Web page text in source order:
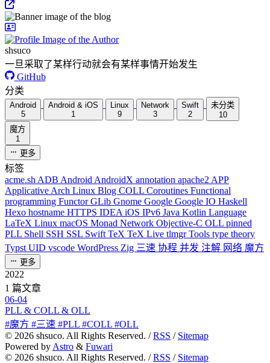
shsuco
一旦采取了某样行动就会有某样事情开始发生
GitHub
分类
Android
5
Android & iOS
1
Linux
9
Network
3
Swift
2
未分类
10
魔方
1
更多
标签
acme.sh ADB Android AndroidX annotation apache2 APP
Applicative Arch Linux Blog COLL Coroutines Functional
programming FunctorGLib Gnome Google Google IO Haskell
Hexo hostname HTTPS IDEA iOS IPv6 Java Kotlin Language
LaTeX Linux macOS Monad Network Objective-C OLL pinned
PLL Shell SSH SSL Swift TeX TeX Live tlmgrTools type theory
Typst UID vscode WordPress Zig 三速 协程 并发 注解 网络 魔方
更多
2022
1 篇文章
06-04
PLL & COLL & OLL
#魔方 #三速 #PLL #COLL #OLL
© 2026 shsuco. All Rights Reserved. /RSS / Sitemap
Powered by Astro & Fuwari
© 2026 shsuco. All Rights Reserved. /RSS / Sitemap